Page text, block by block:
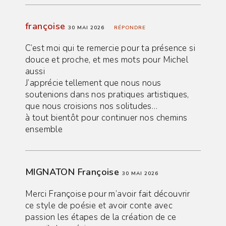
françoise 30 MAI 2026 RÉPONDRE
C’est moi qui te remercie pour ta présence si
douce et proche, et mes mots pour Michel
aussi
J’apprécie tellement que nous nous
soutenions dans nos pratiques artistiques,
que nous croisions nos solitudes…
à tout bientôt pour continuer nos chemins
ensemble
MIGNATON Françoise 30 MAI 2026
Merci Françoise pour m’avoir fait découvrir
ce style de poésie et avoir conte avec
passion les étapes de la création de ce